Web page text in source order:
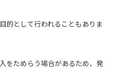
的として行われることもありま
をためらう場合があるため、発